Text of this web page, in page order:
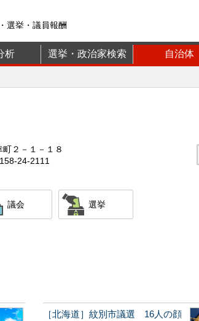
選挙・議員報酬
析 選挙・政治家検索 自治体
町２－１－１８
24-2111
議会 選挙
［北海道］紋別市議選 16人の顔